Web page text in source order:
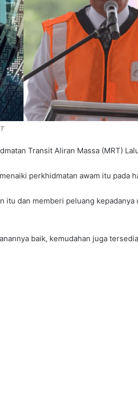
Transit Aliran Massa (MRT)
perkhidmatan awam itu pada
dan memberi peluang
baik, kemudahan juga